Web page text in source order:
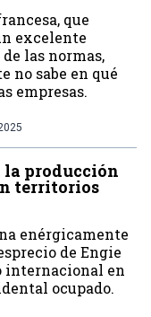
que
excelente
las normas,
no sabe en qué
empresas.
producción
territorios
enérgicamente
de Engie
internacional en
ocupado.